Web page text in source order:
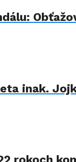
inak.